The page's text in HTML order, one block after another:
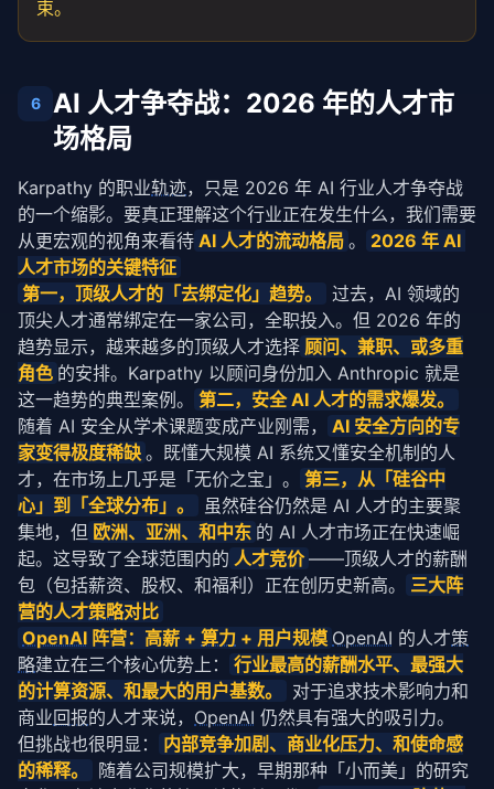
束。
6
AI 人才争夺战：2026 年的人才市
场格局
Karpathy 的职业轨迹，只是 2026 年 AI 行业人才争夺战
的一个缩影。要真正理解这个行业正在发生什么，我们需要
从更宏观的视角来看待 AI 人才的流动格局 。
2026 年 AI
人才市场的关键特征
第一，顶级人才的「去绑定化」趋势。
过去，AI 领域的
顶尖人才通常绑定在一家公司，全职投入。但 2026 年的
趋势显示，越来越多的顶级人才选择 顾问、兼职、或多重
角色 的安排。Karpathy 以顾问身份加入 Anthropic 就是
这一趋势的典型案例。
第二，安全 AI 人才的需求爆发。
随着 AI 安全从学术课题变成产业刚需，
AI 安全方向的专
家变得极度稀缺 。既懂大规模 AI 系统又懂安全机制的人
才，在市场上几乎是「无价之宝」。
第三，从「硅谷中
心」到「全球分布」。
虽然硅谷仍然是 AI 人才的主要聚
集地，但 欧洲、亚洲、和中东 的 AI 人才市场正在快速崛
起。这导致了全球范围内的 人才竞价 ——顶级人才的薪酬
包（包括薪资、股权、和福利）正在创历史新高。
三大阵
营的人才策略对比
OpenAI 阵营：高薪 + 算力 + 用户规模 OpenAI 的人才策
略建立在三个核心优势上：
行业最高的薪酬水平、最强大
的计算资源、和最大的用户基数。
对于追求技术影响力和
商业回报的人才来说， OpenAI 仍然具有强大的吸引力。
但挑战也很明显：
内部竞争加剧、商业化压力、和使命感
的稀释。
随着公司规模扩大，早期那种「小而美」的研究